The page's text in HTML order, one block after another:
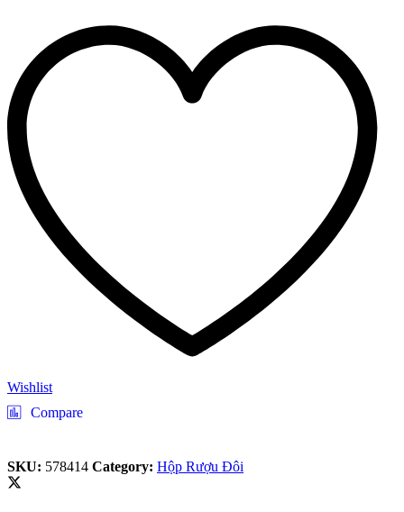
Cho
Đêm
Tiệc
Lãng
Mạn
quantity
Wishlist
Compare
SKU: 578414 Category: Hộp Rượu Đôi